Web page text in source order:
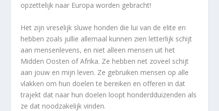
opzettelijk naar Europa worden gebracht!
Het zijn vreselijk sluwe honden die lui van de elite en
hebben zoals jullie allemaal kunnen zien letterlijk schijt
aan mensenlevens, en niet alleen mensen uit het
Midden Oosten of Afrika. Ze hebben net zoveel schijt
aan jouw en mijn leven. Ze gebruiken mensen op alle
vlakken om hun doelen te bereiken en offeren in dat
trajekt dat naar hun doelen loopt honderdduizenden als
ze dat noodzakelijk vinden.